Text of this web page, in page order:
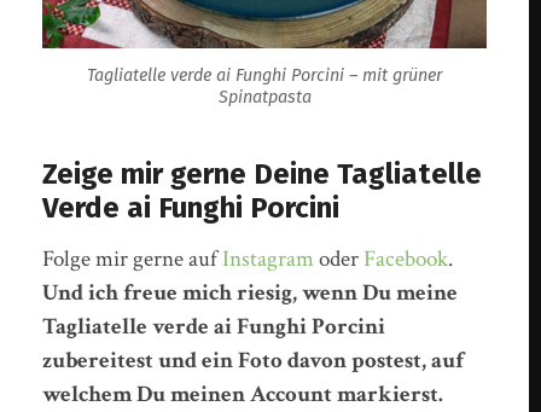
Tagliatelle verde ai Funghi Porcini – mit grüner
Spinatpasta
Zeige mir gerne Deine Tagliatelle
Verde ai Funghi Porcini
Folge mir gerne aufInstagramoder Facebook.
Und ich freue mich riesig, wenn Du meine
Tagliatelle verde ai Funghi Porcini
zubereitest und ein Foto davon postest, auf
welchem Du meinen Account markierst.